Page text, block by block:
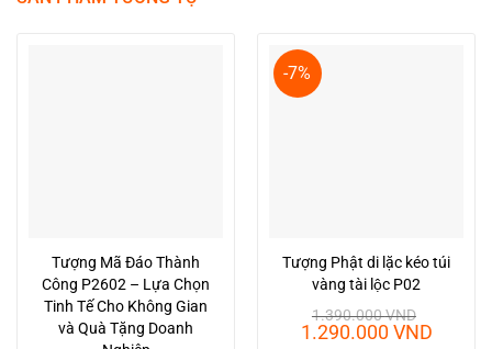
Tượng Mã Đáo Thành
Công P2602 – Lựa Chọn
Tinh Tế Cho Không Gian
và Quà Tặng Doanh
-7%
Tượng Phật di lặc kéo túi
vàng tài lộc P02
1.390.000VND
Giá
1.290.000VNDGiá